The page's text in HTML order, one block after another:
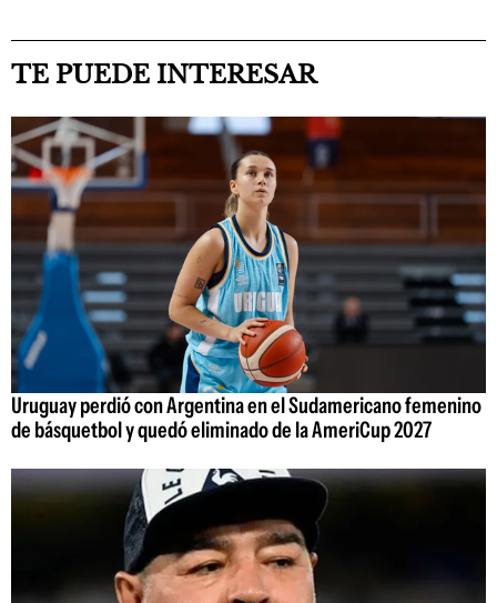
TE PUEDE INTERESAR
Uruguay perdió con Argentina en el Sudamericano femenino
de básquetbol y quedó eliminado de la AmeriCup 2027